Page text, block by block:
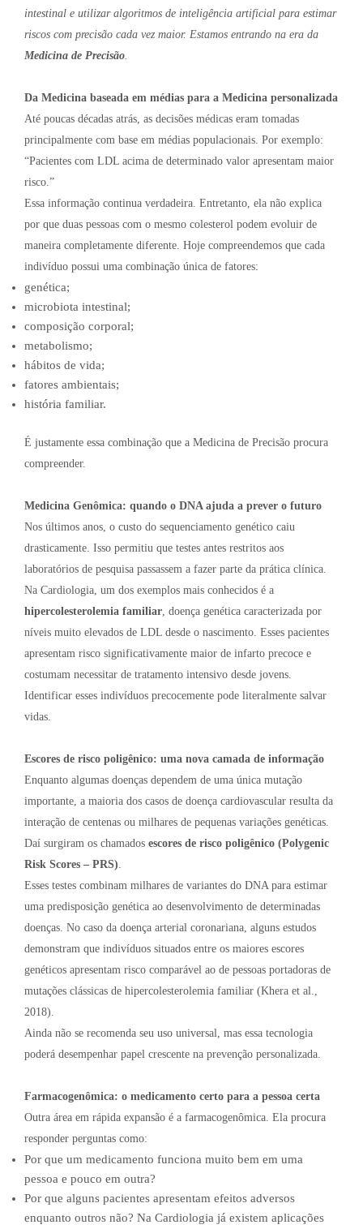
intestinal e utilizar algoritmos de inteligência artificial para estimar
riscos com precisão cada vez maior. Estamos entrando na era da
Medicina de Precisão.
Da Medicina baseada em médias para a Medicina personalizada
Até poucas décadas atrás, as decisões médicas eram tomadas
principalmente com base em médias populacionais. Por exemplo:
“Pacientes com LDL acima de determinado valor apresentam maior
risco.”
Essa informação continua verdadeira. Entretanto, ela não explica
por que duas pessoas com o mesmo colesterol podem evoluir de
maneira completamente diferente. Hoje compreendemos que cada
indivíduo possui uma combinação única de fatores:
genética;
microbiota intestinal;
composição corporal;
metabolismo;
hábitos de vida;
fatores ambientais;
história familiar.
É justamente essa combinação que a Medicina de Precisão procura
compreender.
Medicina Genômica: quando o DNA ajuda a prever o futuro
Nos últimos anos, o custo do sequenciamento genético caiu
drasticamente. Isso permitiu que testes antes restritos aos
laboratórios de pesquisa passassem a fazer parte da prática clínica.
Na Cardiologia, um dos exemplos mais conhecidos é a
hipercolesterolemia familiar , doença genética caracterizada por
níveis muito elevados de LDL desde o nascimento. Esses pacientes
apresentam risco significativamente maior de infarto precoce e
costumam necessitar de tratamento intensivo desde jovens.
Identificar esses indivíduos precocemente pode literalmente salvar
vidas.
Escores de risco poligênico: uma nova camada de informação
Enquanto algumas doenças dependem de uma única mutação
importante, a maioria dos casos de doença cardiovascular resulta da
interação de centenas ou milhares de pequenas variações genéticas.
Daí surgiram os chamados escores de risco poligênico (Polygenic
Risk Scores – PRS)
Esses testes combinam milhares de variantes do DNA para estimar
uma predisposição genética ao desenvolvimento de determinadas
doenças. No caso da doença arterial coronariana, alguns estudos
demonstram que indivíduos situados entre os maiores escores
genéticos apresentam risco comparável ao de pessoas portadoras de
mutações clássicas de hipercolesterolemia familiar (Khera et al.,
2018).
Ainda não se recomenda seu uso universal, mas essa tecnologia
poderá desempenhar papel crescente na prevenção personalizada.
Farmacogenômica: o medicamento certo para a pessoa certa
Outra área em rápida expansão é a farmacogenômica. Ela procura
responder perguntas como:
Por que um medicamento funciona muito bem em uma
pessoa e pouco em outra?
Por que alguns pacientes apresentam efeitos adversos
enquanto outros não? Na Cardiologia já existem aplicações